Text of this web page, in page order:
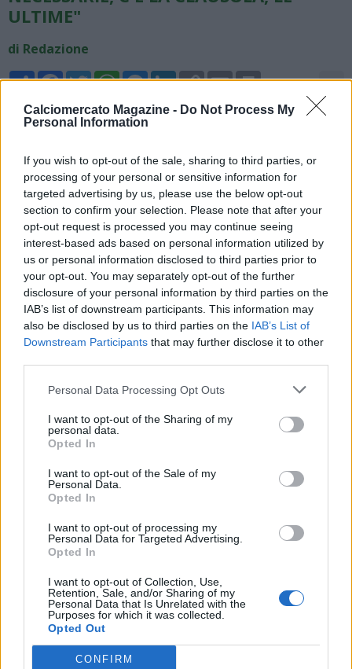
Calciomercato Magazine - Do Not Process My
Personal Information
If you wish to opt-out of the sale, sharing to third parties, or
processing of your personal or sensitive information for
targeted advertising by us, please use the below opt-out
section to confirm your selection. Please note that after your
opt-out request is processed you may continue seeing
interest-based ads based on personal information utilized by
us or personal information disclosed to third parties prior to
your opt-out. You may separately opt-out of the further
disclosure of your personal information by third parties on the
IAB’s list of downstream participants. This information may
also be disclosed by us to third parties on the IAB’s List of
Downstream Participants that may further disclose it to other
Personal Data Processing Opt Outs
I want to opt-out of the Sharing of my
personal data.
Opted In
I want to opt-out of the Sale of my
Personal Data.
Opted In
I want to opt-out of processing my
Personal Data for Targeted Advertising.
Opted In
I want to opt-out of Collection, Use,
Retention, Sale, and/or Sharing of my
Personal Data that Is Unrelated with the
Purposes for which it was collected.
Opted Out
CONFIRM
ULTIME"
di Redazione
ShareFacebook
TwitterWhatsAppMessenger
LinkedIn
CopyEmailPrint aA
03/06/2026 - 02:00
Denzel Dumfries ha una clausola rescissoria di poco inferiore a
25 milioni di euro quest'estate. Il Real Madrid è informato e in
contatto con il suo entourage. Non sono necessarie offerte o
trattative: o la clausola o niente. Il Liverpool era interessato,
ma la partenza di Slot potrebbe cambiare i piani".
Il materiale (testo, foto e video) consultabile in questo portale è di nostra proprietà.
Alcune foto (screenshot) ed articoli presenti su "Calciomercato Magazine" sono in parte
giunti da internet, in quanto arrivati alla nostra attenzione attraverso regolari
comunicati stampa con immagini e testi allegati ed autorizzati alla pubblicazione, e
quindi valutati di pubblico dominio. Se i soggetti o gli autori avessero qualcosa in
contrario alla pubblicazione, non avranno che da segnalarlo alla redazione (indirizzo
redazione@napolimagazine.com